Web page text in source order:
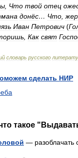
Что твой отец
донёс… Что
Иван Петрович (
Как свят
словарь русского
сделать НИР
такое
— разоблачать